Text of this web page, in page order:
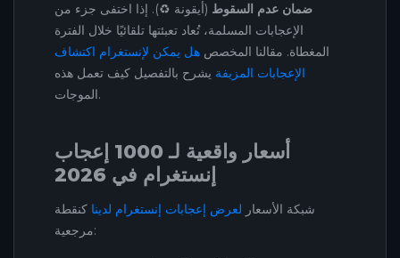
ضمان عدم السقوط (أيقونة ♻️). إذا اختفى جزء من
الإعجابات المسلمة، تُعاد تعبئتها تلقائيًا خلال الفترة
المغطاة. مقالنا المخصص هل يمكن لإنستغرام اكتشاف
الإعجابات المزيفة يشرح بالتفصيل كيف تعمل هذه
الموجات.
أسعار واقعية لـ 1000 إعجاب
إنستغرام في 2026
شبكة الأسعار لعرض إعجابات إنستغرام لدينا كنقطة
مرجعية: